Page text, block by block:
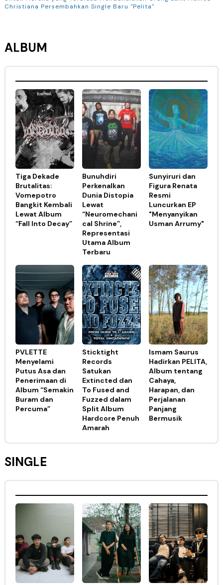
Christiana Persembahkan Single Baru "Pelita"
ALBUM
Tiga Dekade
Brutalitas:
Vomepotro
Bangkit Kembali
Lewat Album
“Fall Into Decay”
Bunuhdiri
Perkenalkan
Dunia Distopia
Lewat
“Neuromechani
cal Shrine”,
Representasi
Utama Album
Terbaru
Sunyiruri dan
Figura Renata
Resmi
Luncurkan EP
"Menyanyikan
Usman Arrumy"
PVLETTE
Menyelami
Putus Asa dan
Penerimaan di
Album “Semakin
Buram dan
Percuma”
Sticktight
Records
Satukan
Extincted dan
To Fused and
Fuzzed dalam
Split Album
Hardcore Penuh
Amarah
Ismam Saurus
Hadirkan PELITA,
Album tentang
Cahaya,
Harapan, dan
Perjalanan
Panjang
Bermusik
SINGLE